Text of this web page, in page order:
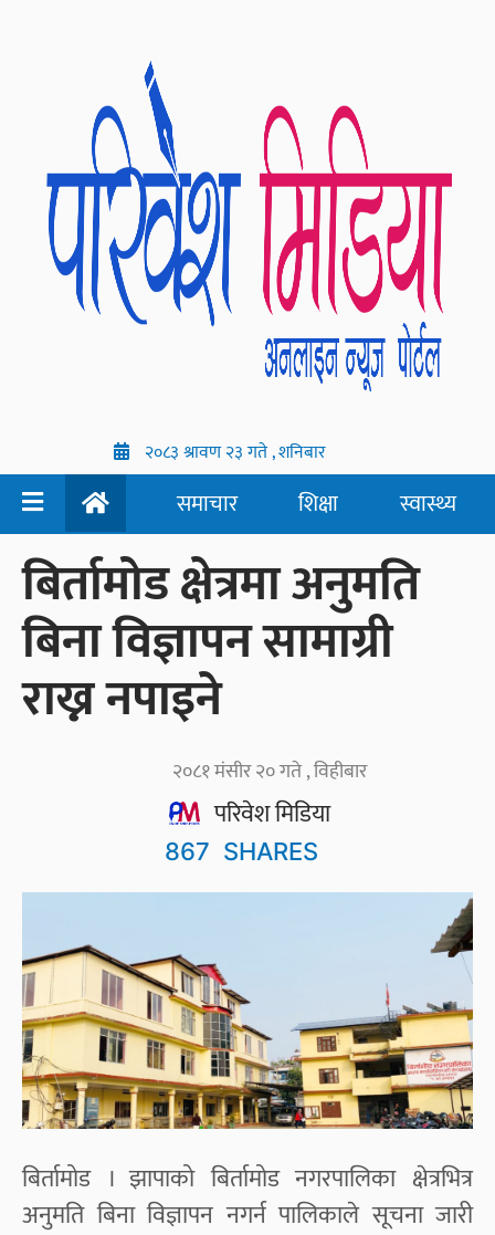
२०८३ श्रावण २३ गते , शनिबार
समाचार शिक्षा स्वास्थ्य
बिर्तामोड क्षेत्रमा अनुमति
बिना विज्ञापन सामाग्री
राख्न नपाइने
परिवेश मिडिया
२०८१ मंसीर २० गते , विहीबार
867 SHARES
बिर्तामोड । झापाको बिर्तामोड नगरपालिका क्षेत्रभित्र
अनुमति बिना विज्ञापन नगर्न पालिकाले सूचना जारी